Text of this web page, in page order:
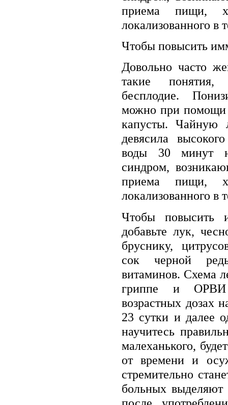
приема пищи,
локализованного в
Чтобы повысить
Довольно часто
такие
бесплодие.
можно при помощи
капусты. Чайную
девясила
воды 30 минут
синдром,
приема пищи,
локализованного в
Чтобы повысить
добавьте лук,
бруснику,
сок черной
витаминов. Схема
гриппе и ОРВИ
возрастных дозах
23 сутки и далее
научитесь
малеханького,
от времени и
стремительно
больных выделяют